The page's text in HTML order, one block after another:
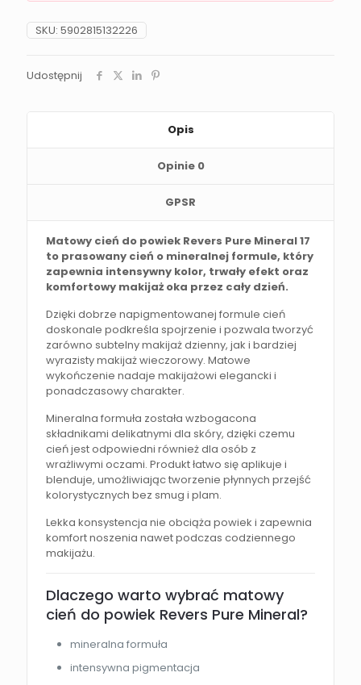
SKU: 5902815132226
Udostępnij
Opis
Opinie 0
GPSR
Matowy cień do powiek Revers Pure Mineral 17
to prasowany cień o mineralnej formule, który
zapewnia intensywny kolor, trwały efekt oraz
komfortowy makijaż oka przez cały dzień.
Dzięki dobrze napigmentowanej formule cień
doskonale podkreśla spojrzenie i pozwala tworzyć
zarówno subtelny makijaż dzienny, jak i bardziej
wyrazisty makijaż wieczorowy. Matowe
wykończenie nadaje makijażowi elegancki i
ponadczasowy charakter.
Mineralna formuła została wzbogacona
składnikami delikatnymi dla skóry, dzięki czemu
cień jest odpowiedni również dla osób z
wrażliwymi oczami. Produkt łatwo się aplikuje i
blenduje, umożliwiając tworzenie płynnych przejść
kolorystycznych bez smug i plam.
Lekka konsystencja nie obciąża powiek i zapewnia
komfort noszenia nawet podczas codziennego
makijażu.
Dlaczego warto wybrać matowy
cień do powiek Revers Pure Mineral?
mineralna formuła
intensywna pigmentacja